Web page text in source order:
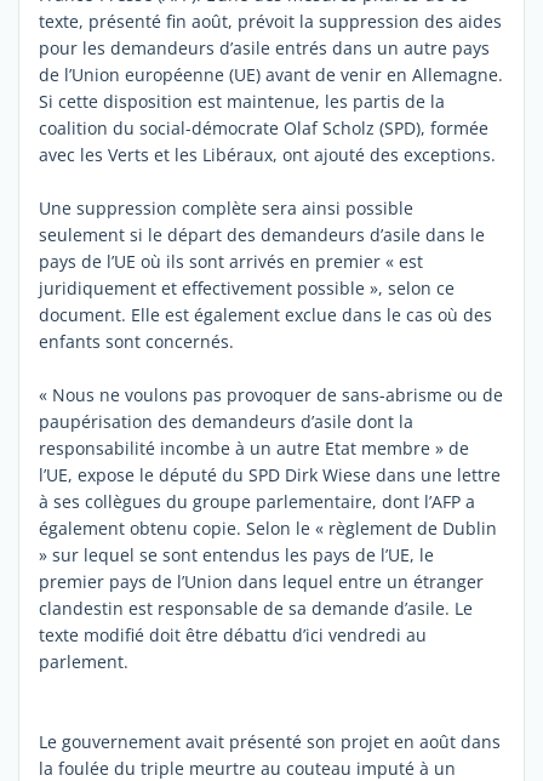
texte, présenté fin août, prévoit la suppression des aides
pour les demandeurs d’asile entrés dans un autre pays
de l’Union européenne (UE) avant de venir en Allemagne.
Si cette disposition est maintenue, les partis de la
coalition du social-démocrate Olaf Scholz (SPD), formée
avec les Verts et les Libéraux, ont ajouté des exceptions.
Une suppression complète sera ainsi possible
seulement si le départ des demandeurs d’asile dans le
pays de l’UE où ils sont arrivés en premier « est
juridiquement et effectivement possible », selon ce
document. Elle est également exclue dans le cas où des
enfants sont concernés.
« Nous ne voulons pas provoquer de sans-abrisme ou de
paupérisation des demandeurs d’asile dont la
responsabilité incombe à un autre Etat membre » de
l’UE, expose le député du SPD Dirk Wiese dans une lettre
à ses collègues du groupe parlementaire, dont l’AFP a
également obtenu copie. Selon le « règlement de Dublin
» sur lequel se sont entendus les pays de l’UE, le
premier pays de l’Union dans lequel entre un étranger
clandestin est responsable de sa demande d’asile. Le
texte modifié doit être débattu d’ici vendredi au
parlement.
Le gouvernement avait présenté son projet en août dans
la foulée du triple meurtre au couteau imputé à un